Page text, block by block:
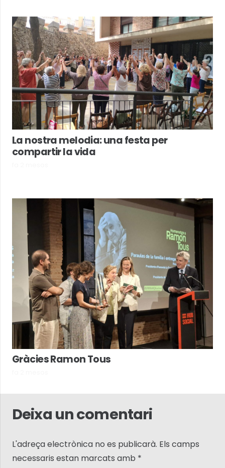
La nostra melodia: una festa per
compartir la vida
Gràcies Ramon Tous
Deixa un comentari
L'adreça electrònica no es publicarà. Els camps
necessaris estan marcats amb *